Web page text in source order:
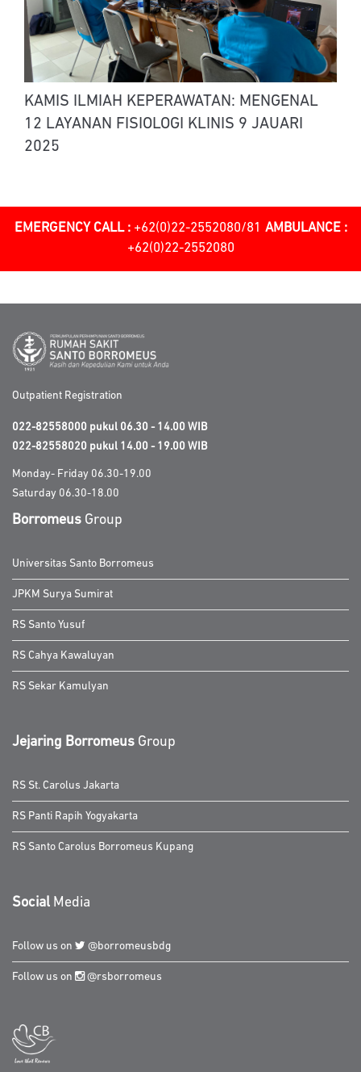
KAMIS ILMIAH KEPERAWATAN: MENGENAL
12 LAYANAN FISIOLOGI KLINIS 9 JAUARI
2025
EMERGENCY CALL : +62(0)22-2552080/81 AMBULANCE :
+62(0)22-2552080
Outpatient Registration
022-82558000 pukul 06.30 - 14.00 WIB
022-82558020 pukul 14.00 - 19.00 WIB
Monday- Friday 06.30-19.00
Saturday 06.30-18.00
Borromeus Group
Universitas Santo Borromeus
JPKM Surya Sumirat
RS Santo Yusuf
RS Cahya Kawaluyan
RS Sekar Kamulyan
Jejaring Borromeus Group
RS St. Carolus Jakarta
RS Panti Rapih Yogyakarta
RS Santo Carolus Borromeus Kupang
Social Media
Follow us on @borromeusbdg
Follow us on @rsborromeus